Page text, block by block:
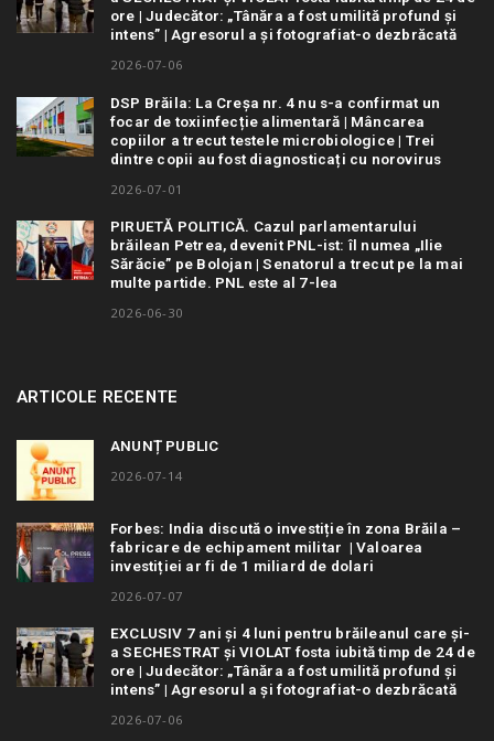
ore | Judecător: „Tânăra a fost umilită profund și
intens” | Agresorul a și fotografiat-o dezbrăcată
2026-07-06
DSP Brăila: La Creșa nr. 4 nu s-a confirmat un
focar de toxiinfecție alimentară | Mâncarea
copiilor a trecut testele microbiologice | Trei
dintre copii au fost diagnosticați cu norovirus
2026-07-01
PIRUETĂ POLITICĂ. Cazul parlamentarului
brăilean Petrea, devenit PNL-ist: îl numea „Ilie
Sărăcie” pe Bolojan | Senatorul a trecut pe la mai
multe partide. PNL este al 7-lea
2026-06-30
ARTICOLE RECENTE
ANUNȚ PUBLIC
2026-07-14
Forbes: India discută o investiție în zona Brăila –
fabricare de echipament militar | Valoarea
investiției ar fi de 1 miliard de dolari
2026-07-07
EXCLUSIV 7 ani și 4 luni pentru brăileanul care și-
a SECHESTRAT și VIOLAT fosta iubită timp de 24 de
ore | Judecător: „Tânăra a fost umilită profund și
intens” | Agresorul a și fotografiat-o dezbrăcată
2026-07-06